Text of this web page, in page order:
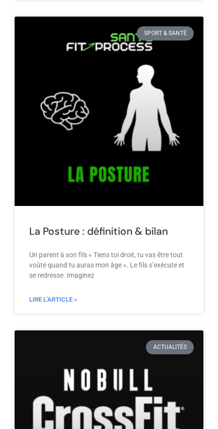
SPORT & SANTÉ
La Posture : définition & bilan
Un parent à son fils « Tiens toi droit, tu vas être tout
voûté quand tu auras mon âge ». Le fils s’exécute et
se redresse. Imaginez
LIRE L'ARTICLE »
ACTUALITÉS